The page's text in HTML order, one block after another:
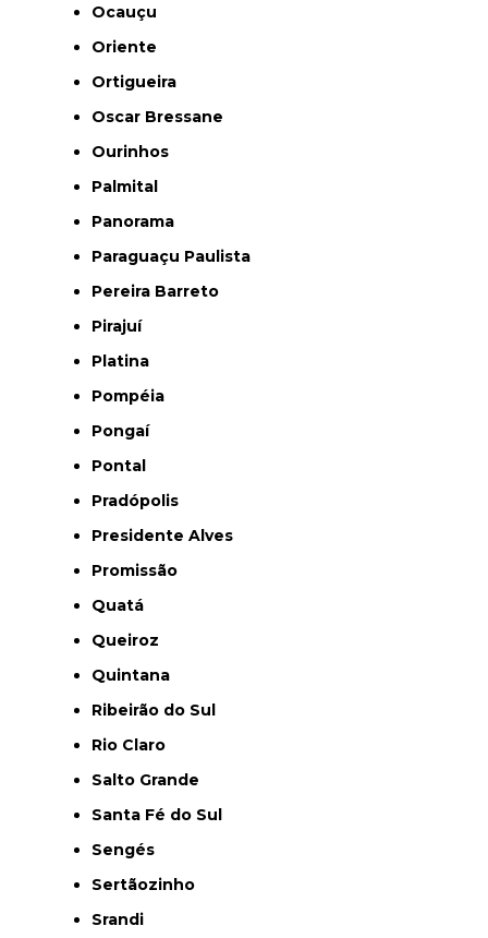
Ocauçu
Oriente
Ortigueira
Oscar Bressane
Ourinhos
Palmital
Panorama
Paraguaçu Paulista
Pereira Barreto
Pirajuí
Platina
Pompéia
Pongaí
Pontal
Pradópolis
Presidente Alves
Promissão
Quatá
Queiroz
Quintana
Ribeirão do Sul
Rio Claro
Salto Grande
Santa Fé do Sul
Sengés
Sertãozinho
Srandi